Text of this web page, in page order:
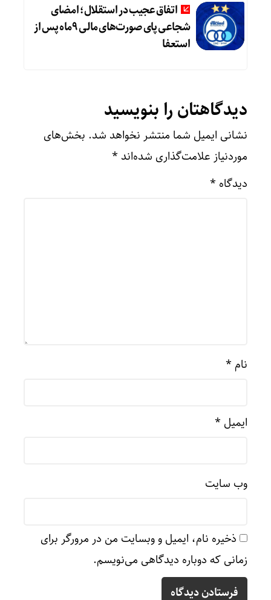
اتفاق عجیب در استقلال؛ امضای
شجاعی پای صورت‌های مالی ٩ماه پس از
استعفا
دیدگاهتان را بنویسید
نشانی ایمیل شما منتشر نخواهد شد. بخش‌های
موردنیاز علامت‌گذاری شده‌اند *
دیدگاه *
نام *
ایمیل *
وب‌ سایت
ذخیره نام، ایمیل و وبسایت من در مرورگر برای
زمانی که دوباره دیدگاهی می‌نویسم.